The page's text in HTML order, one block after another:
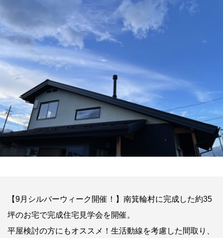
【9月シルバーウィーク開催！】南箕輪村に完成した約35
坪のお宅で完成住宅見学会を開催。
平屋検討の方にもオススメ！生活動線を考慮した間取り、